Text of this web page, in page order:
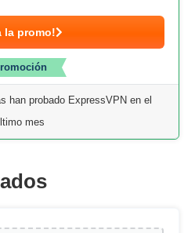
la promo!
han probado ExpressVPN en el
mes